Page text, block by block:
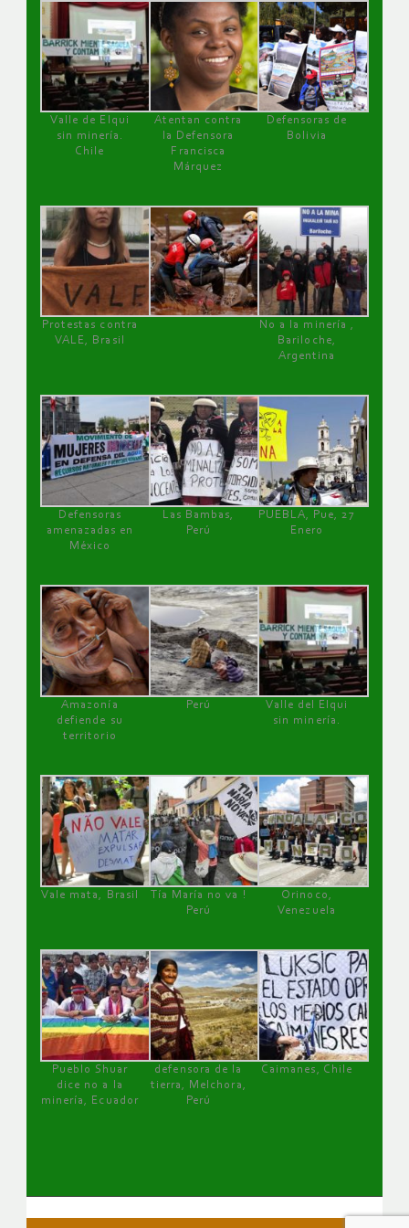
Valle de Elqui
sin minería.
Chile
Atentan contra
la Defensora
Francisca
Márquez
Defensoras de
Bolivia
Protestas contra
VALE, Brasil
No a la minería ,
Bariloche,
Argentina
Defensoras
amenazadas en
México
Las Bambas,
Perú
PUEBLA, Pue, 27
Enero
Amazonía
defiende su
territorio
Perú
Valle del Elqui
sin minería.
Vale mata, Brasil
Tía María no va !
Perú
Orinoco,
Venezuela
Pueblo Shuar
dice no a la
minería, Ecuador
defensora de la
tierra, Melchora,
Perú
Caimanes, Chile